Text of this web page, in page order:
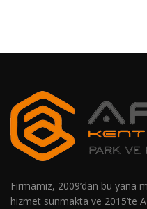
Firmamız, 2009’dan bu
hizmet sunmakta ve 2015’te